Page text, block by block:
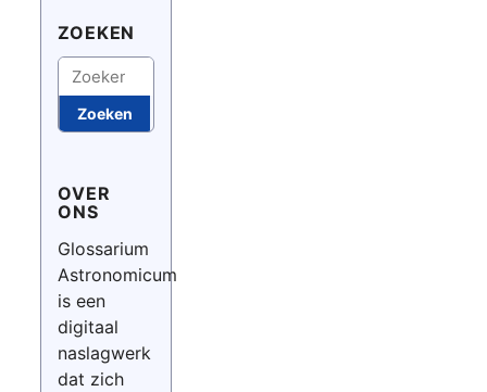
ZOEKEN
Zoeken
Zoeken
OVER
ONS
Glossarium
Astronomicum
is een
digitaal
naslagwerk
dat zich